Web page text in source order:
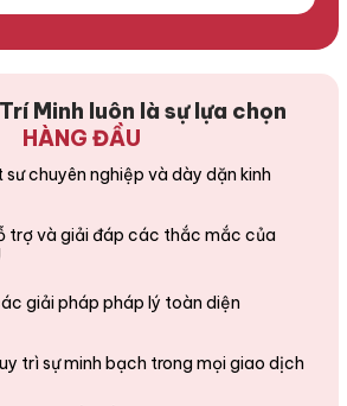
Minh luôn là sự lựa chọn
HÀNG ĐẦU
chuyên nghiệp và dày dặn kinh
trợ và giải đáp các thắc mắc của
giải pháp pháp lý toàn diện
trì sự minh bạch trong mọi giao dịch